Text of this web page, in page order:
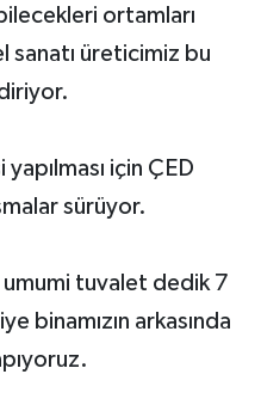
ortamları
sanatı üreticimiz bu
yapılması için ÇED
sürüyor.
tuvalet dedik 7
binamızın arkasında